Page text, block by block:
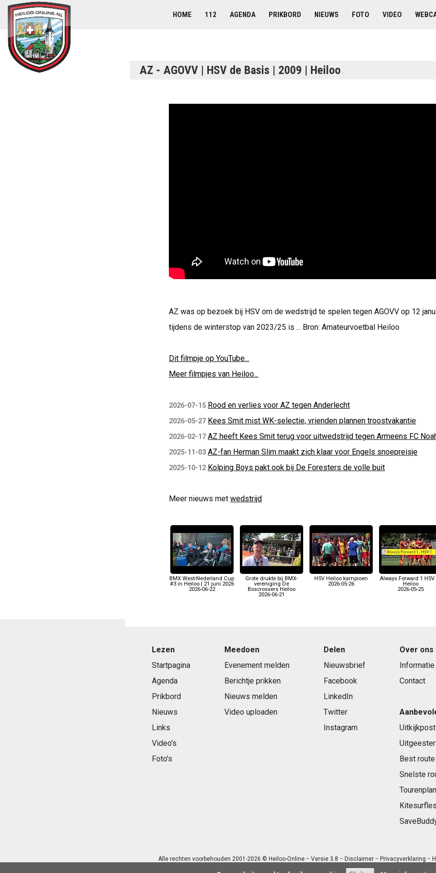
HOME 112 AGENDA PRIKBORD NIEUWS FOTO VIDEO
AZ - AGOVV | HSV de Basis | 2009 | Heiloo
AZ was op bezoek bij HSV om de wedstrijd te spelen tegen AGOVV op 12
tijdens de winterstop van 2023/25 is ... Bron: Amateurvoetbal Heiloo
Dit filmpje op YouTube...
Meer filmpjes van Heiloo...
2026-07-15 Rood en verlies voor AZ tegen Anderlecht
2026-05-27 Kees Smit mist WK-selectie, vrienden plannen troostvakantie
2026-02-17 AZ heeft Kees Smit terug voor uitwedstrijd tegen Armeens FC
2025-11-03 AZ-fan Herman Slim maakt zich klaar voor Engels snoepreisje
2025-10-12 Kolping Boys pakt ook bij De Foresters de volle buit
Meer nieuws met wedstrijd
BMX West-Nederland Cup
#3 in Heiloo | 21 juni 2026
2026-06-22
Grote drukte bij BMX-
vereniging De
Boscrossers Heiloo
2026-06-21
HSV Heiloo kampioen
2026-05-26
Always Forward 1 HSV
Heiloo
2026-05-25
Lezen
Startpagina
Agenda
Prikbord
Nieuws
Links
Video's
Foto's
Meedoen
Evenement melden
Berichtje prikken
Nieuws melden
Video uploaden
Delen
Nieuwsbrief
Facebook
LinkedIn
Twitter
Instagram
Over ons
Informatie
Contact
Uitkijkpost
Uitgeester
Best
Snelste
Alle rechten voorbehouden 2001-2026 © Heiloo-Online − Versie 3.8 − Disclaimer− Privacyverklaring −